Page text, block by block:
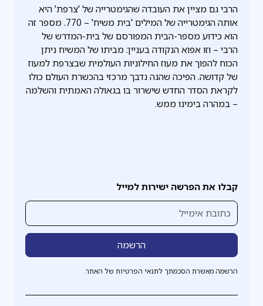
קבלו את הפרשה ישירות למייל
הרשמה מאשרת הסכמתך לתנאי הפרטיות של האתר.
הרבי גם מציין את העובדה שהגימטרייה של 'צרפת' היא
אותה הגימטרייה של המילים 'בית משיח' – 770. מספר זה
הוא כידוע מספר-הבית המפורסם של בית-המדרש של
הרבי – וזו אפוא הנקודה בעניין: מביתו של המשיח ניתן
הכוח להפוך את מעוז החילוניות העולמית שבצרפת למעוז
של קדושה. הפיכה שהנה נדבך מרכזי בהכשרת העולם כולו
לקראת הסדר החדש שישרור בו בגאולה האמתית והשלמה
– במהרה בימינו ממש.